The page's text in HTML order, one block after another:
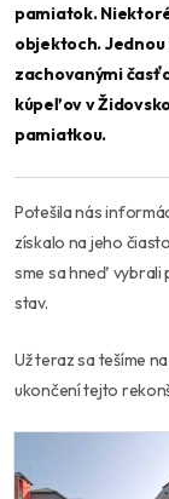
pamiatok.
objektoch. Jednou
zachovanými
kúpeľov v
pamiatkou.
Potešila nás
získalo na jeho
sme sa hneď vybrali
stav.
Už teraz sa tešíme
ukončení tejto